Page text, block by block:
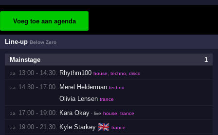
Voeg toe aan agenda
Line-upBelow Zero
1
Mainstage
za 13:00 - 14:30: Rhythm100 house, techno, disco
za 14:30 - 17:00: Merel Helderman techno
Olivia Lensen trance
za 17:00 - 19:00: Kara Okay · live house, trance
za 19:00 - 21:30: Kyle Starkey 🇬🇧 trance